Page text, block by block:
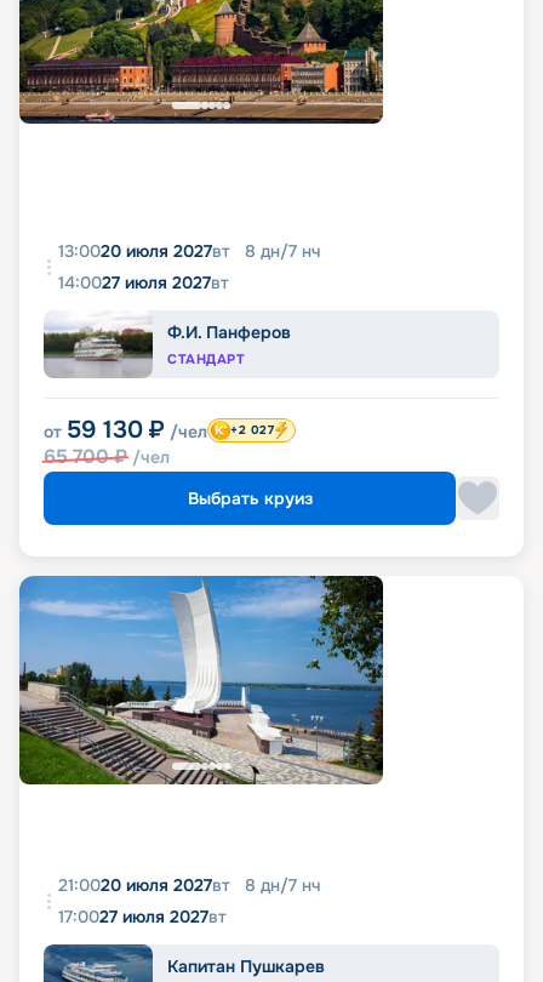
13:0020 июля 2027вт 8 дн/7 нч
14:0027 июля 2027вт
Ф.И. Панферов
СТАНДАРТ
от 59 130 ₽ /чел
65 700₽ /чел
+2 027
Выбрать круиз
21:0020 июля 2027вт 8 дн/7 нч
17:0027 июля 2027вт
Капитан Пушкарев